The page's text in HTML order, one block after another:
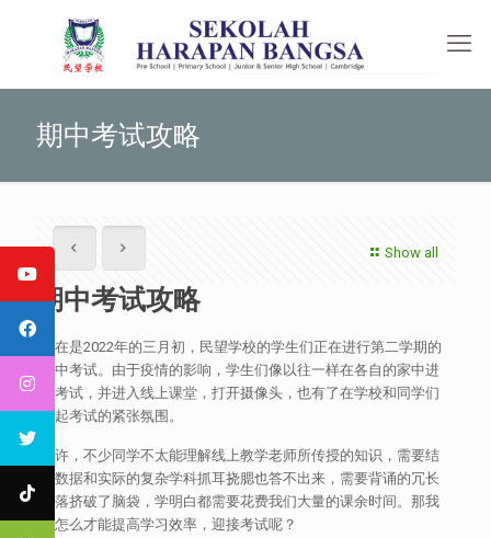
期中考试攻略
Show all
期中考试攻略
现在是2022年的三月初，民望学校的学生们正在进行第二学期的
期中考试。由于疫情的影响，学生们像以往一样在各自的家中进
行考试，并进入线上课堂，打开摄像头，也有了在学校和同学们
一起考试的紧张氛围。
或许，不少同学不太能理解线上教学老师所传授的知识，需要结
合数据和实际的复杂学科抓耳挠腮也答不出来，需要背诵的冗长
段落挤破了脑袋，学明白都需要花费我们大量的课余时间。那我
们怎么才能提高学习效率，迎接考试呢？